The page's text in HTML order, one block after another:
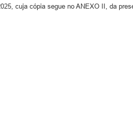
cuja cópia segue no ANEXO II, da